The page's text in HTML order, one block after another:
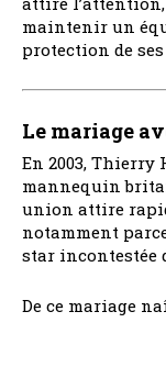
maintenir un
protection de
Le mariage
En 2003, Thierry
mannequin
union attire
notamment
star incontestée
De ce mariage